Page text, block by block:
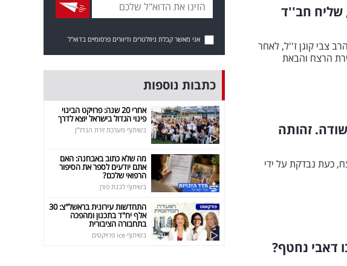
שליח חב''ד
צבי קוגן ז''ל, לאחר
הרצח והבאת
זהותה
כעת נבדקת על ידי
דאבי נחטף?
אני מאשר קבלת ניוזלטרים ודיוורים פרסומיים בדוא"ל
כתבות נוספות
אחרי 20 שנה: פרויקט הבינוי
פינוי הגדול בישראל יוצא לדרך
בשיתוף מערכת זירת הנדל"ן
מה שלא כתוב באבחנה: האם
אתם יודעים לספר את הסיפור
הרפואי שלכם?
בשיתוף לבנת פורן
התחדשות עירונית בראשל"צ: 30
אלף יח"ד בתכנון ומהפכה
בתחבורה הציבורית
בשיתוף ice פרויקטים